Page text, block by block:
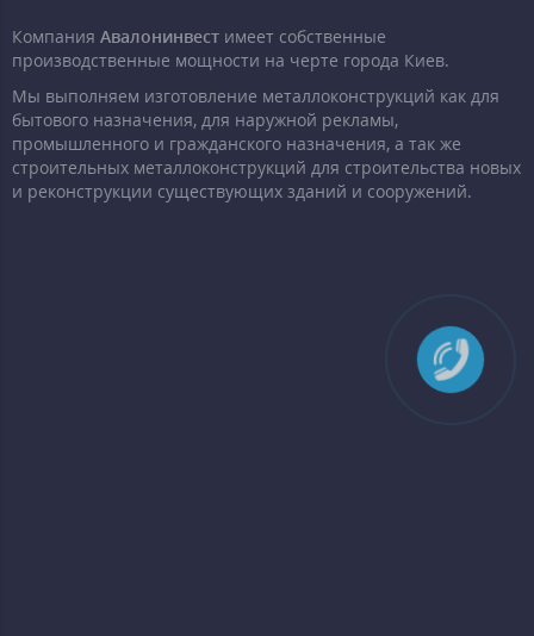
Компания Авалонинвест имеет собственные
производственные мощности на черте города Киев.
Мы выполняем изготовление металлоконструкций как для
бытового назначения, для наружной рекламы,
промышленного и гражданского назначения, а так же
строительных металлоконструкций для строительства новых
и реконструкции существующих зданий и сооружений.